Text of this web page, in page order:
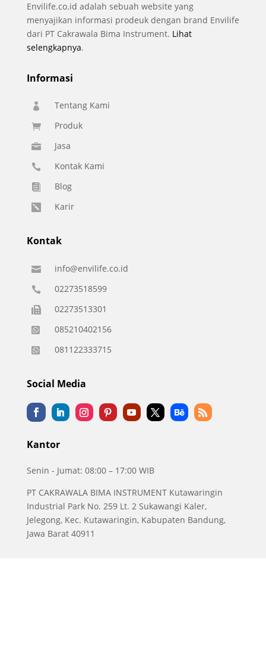
Envilife.co.id adalah sebuah website yang
menyajikan informasi prodeuk dengan brand Envilife
dari PT Cakrawala Bima Instrument. Lihat
selengkapnya.
Informasi
 Tentang Kami
 Produk
 Jasa
 Kontak Kami
 Blog
 Karir
Kontak
 info@envilife.co.id
 02273518599
 02273513301
 085210402156
 081122333715
Social Media
Kantor
Senin - Jumat: 08:00 – 17:00 WIB
PT CAKRAWALA BIMA INSTRUMENT Kutawaringin
Industrial Park No. 259 Lt. 2 Sukawangi Kaler,
Jelegong, Kec. Kutawaringin, Kabupaten Bandung,
Jawa Barat 40911